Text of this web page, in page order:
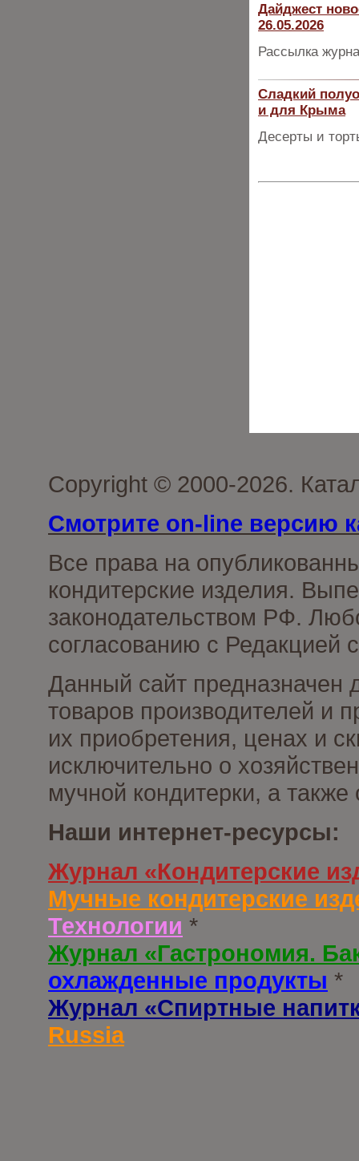
Дайджест
26.05.2026
Рассылка
Сладкий
и для Крыма
Десерты и
Copyright © 2000-2026.
Смотрите on-line версию
Все права на
кондитерские изделия.
законодательством РФ.
согласованию с Редакцией
Данный сайт предназначен
товаров производителей и
их приобретения, ценах и
исключительно о
мучной кондитерки, а
Наши интернет-ресурсы:
Журнал «Кондитерские
Мучные кондитерские
Технологии *
Журнал «Гастрономия.
охлажденные продукты *
Журнал «Спиртные
Russia